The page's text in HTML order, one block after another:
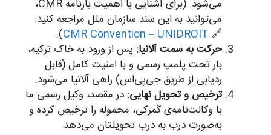
می‌شود. (برای آشنایی با اهمیت بارنامه CMR،
می‌توانید به این سند سازمان ملل مراجعه کنید:
🔗
CMR Convention – UNIDROIT
).
حرکت به سمت آلانیا: پس از ورود به خاک ترکیه،
بار تحت پلمپ رسمی و با امنیت کامل (قابل
ردیابی از طریق جی‌پی‌اس) راهی آلانیا می‌شود.
ترخیص و تحویل نهایی: در مقصد، وکیل رسمی ما
با وکالت‌نامه‌ی گمرکی، محموله را ترخیص کرده و
به‌صورت درب به درب تحویلتان می‌دهد.